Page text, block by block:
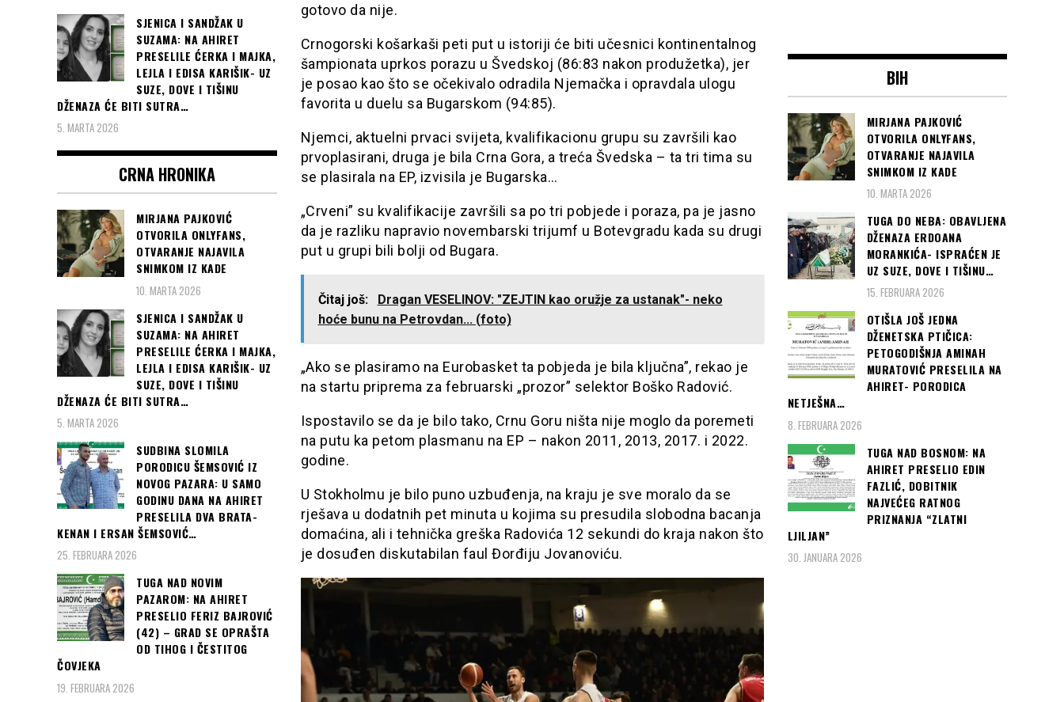
gotovo da nije.
Crnogorski košarkaši peti put u istoriji će biti učesnici kontinentalnog
šampionata uprkos porazu u Švedskoj (86:83 nakon produžetka), jer
je posao kao što se očekivalo odradila Njemačka i opravdala ulogu
favorita u duelu sa Bugarskom (94:85).
Njemci, aktuelni prvaci svijeta, kvalifikacionu grupu su završili kao
prvoplasirani, druga je bila Crna Gora, a treća Švedska – ta tri tima su
se plasirala na EP, izvisila je Bugarska…
„Crveni” su kvalifikacije završili sa po tri pobjede i poraza, pa je jasno
da je razliku napravio novembarski trijumf u Botevgradu kada su drugi
put u grupi bili bolji od Bugara.
Čitaj još:
Dragan VESELINOV: "ZEJTIN kao oružje za ustanak"- neko
hoće bunu na Petrovdan... (foto)
„Ako se plasiramo na Eurobasket ta pobjeda je bila ključna”, rekao je
na startu priprema za februarski „prozor” selektor Boško Radović.
Ispostavilo se da je bilo tako, Crnu Goru ništa nije moglo da poremeti
na putu ka petom plasmanu na EP – nakon 2011, 2013, 2017. i 2022.
godine.
U Stokholmu je bilo puno uzbuđenja, na kraju je sve moralo da se
rješava u dodatnih pet minuta u kojima su presudila slobodna bacanja
domaćina, ali i tehnička greška Radovića 12 sekundi do kraja nakon što
je dosuđen diskutabilan faul Đorđiju Jovanoviću.
SJENICA I SANDŽAK U
SUZAMA: NA AHIRET
PRESELILE ĆERKA I MAJKA,
LEJLA I EDISA KARIŠIK- UZ
SUZE, DOVE I TIŠINU
DŽENAZA ĆE BITI SUTRA…
5. MARTA 2026
CRNA HRONIKA
MIRJANA PAJKOVIĆ
OTVORILA ONLYFANS,
OTVARANJE NAJAVILA
SNIMKOM IZ KADE
10. MARTA 2026
SJENICA I SANDŽAK U
SUZAMA: NA AHIRET
PRESELILE ĆERKA I MAJKA,
LEJLA I EDISA KARIŠIK- UZ
SUZE, DOVE I TIŠINU
DŽENAZA ĆE BITI SUTRA…
5. MARTA 2026
SUDBINA SLOMILA
PORODICU ŠEMSOVIĆ IZ
NOVOG PAZARA: U SAMO
GODINU DANA NA AHIRET
PRESELILA DVA BRATA-
KENAN I ERSAN ŠEMSOVIĆ…
25. FEBRUARA 2026
TUGA NAD NOVIM
PAZAROM: NA AHIRET
PRESELIO FERIZ BAJROVIĆ
(42) – GRAD SE OPRAŠTA
OD TIHOG I ČESTITOG
ČOVJEKA
19. FEBRUARA 2026
BIH
MIRJANA PAJKOVIĆ
OTVORILA ONLYFANS,
OTVARANJE NAJAVILA
SNIMKOM IZ KADE
10. MARTA 2026
TUGA DO NEBA: OBAVLJENA
DŽENAZA ERDOANA
MORANKIĆA- ISPRAĆEN JE
UZ SUZE, DOVE I TIŠINU…
15. FEBRUARA 2026
OTIŠLA JOŠ JEDNA
DŽENETSKA PTIČICA:
PETOGODIŠNJA AMINAH
MURATOVIĆ PRESELILA NA
AHIRET- PORODICA
NETJEŠNA…
8. FEBRUARA 2026
TUGA NAD BOSNOM: NA
AHIRET PRESELIO EDIN
FAZLIĆ, DOBITNIK
NAJVEĆEG RATNOG
PRIZNANJA “ZLATNI
LJILJAN”
30. JANUARA 2026